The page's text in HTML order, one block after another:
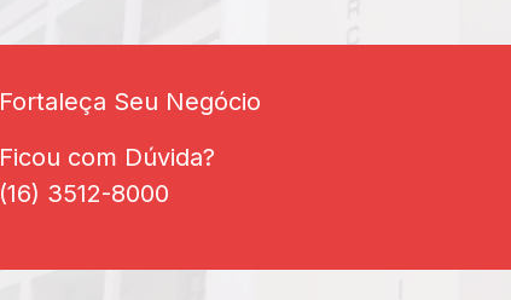
Fortaleça Seu Negócio
Ficou com Dúvida?
(16) 3512-8000